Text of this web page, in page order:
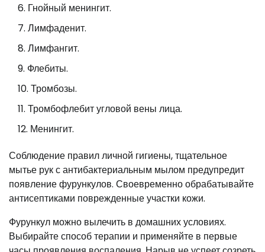
Гнойный менингит.
Лимфаденит.
Лимфангит.
Флебиты.
Тромбозы.
Тромбофлебит угловой вены лица.
Менингит.
Соблюдение правил личной гигиены, тщательное
мытье рук с антибактериальным мылом предупредит
появление фурункулов. Своевременно обрабатывайте
антисептиками поврежденные участки кожи.
Фурункул можно вылечить в домашних условиях.
Выбирайте способ терапии и применяйте в первые